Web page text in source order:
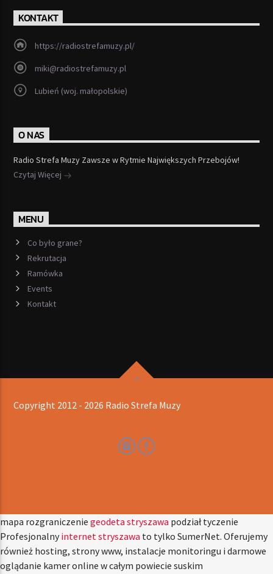
KONTAKT
https://radiostrefamuzy.pl/
miki@radiostrefamuzy.pl
Lubień (woj. małopolskie)
O NAS
Radio Strefa Muzy Zawsze w Rytmie Największych Przebojów!
Czytaj Więcej
MENU
Co było grane?
Rekrutacja
Ramówka
Events
Kontakt
Copyright 2012 - 2026 Radio Strefa Muzy
mapa rozgraniczenie geodeta stryszawa podział tyczenie
Profesjonalnyinternet stryszawa to tylko SumerNet. Oferujemy
również hosting, strony www, instalacje monitoringu i darmowe
oglądanie kamer online w całym powiecie suskim